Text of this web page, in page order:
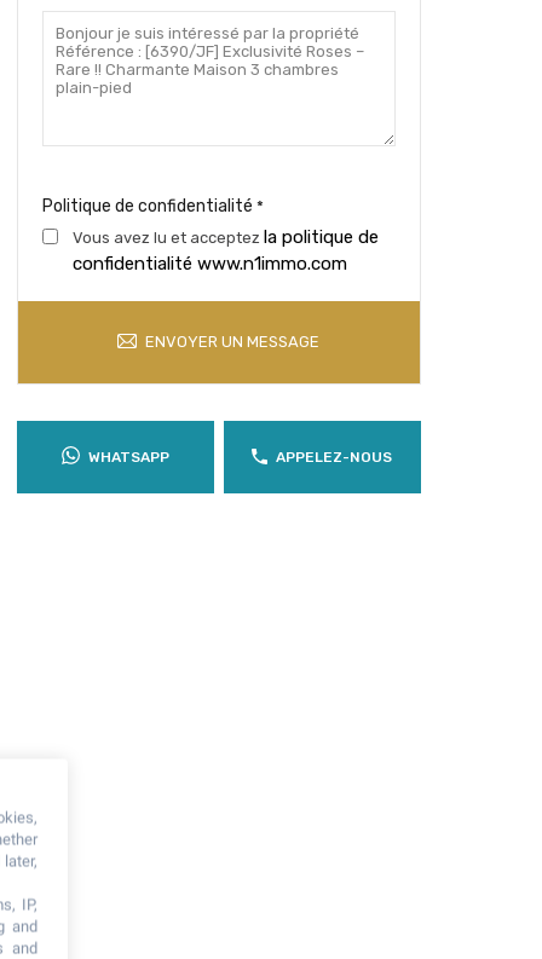
Politique de confidentialité *
Vous avez lu et acceptez la politique de
confidentialité www.n1immo.com
ENVOYER UN MESSAGE
WHATSAPP APPELEZ-NOUS
IP,
and
and